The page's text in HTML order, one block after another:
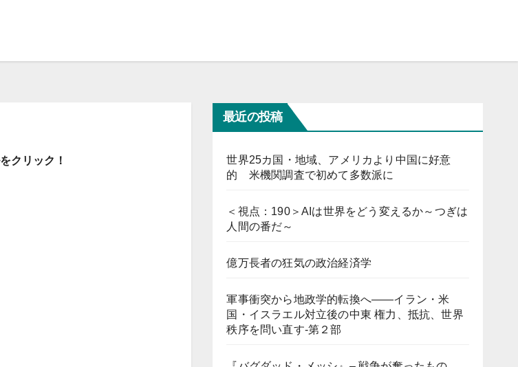
クリック！
最近の投稿
世界25カ国・地域、アメリカより中国に好意
的 米機関調査で初めて多数派に
＜視点：190＞AIは世界をどう変えるか～つぎは
人間の番だ～
億万長者の狂気の政治経済学
軍事衝突から地政学的転換へ――イラン・米
国・イスラエル対立後の中東 権力、抵抗、世界
秩序を問い直す-第２部